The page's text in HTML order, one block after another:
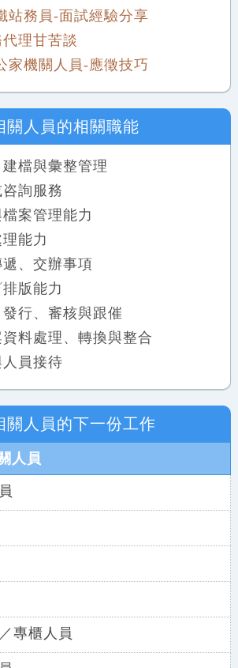
站務員-面試經驗分享
理甘苦談
家機關人員-應徵技巧
關人員 的相關職能
檔與彙整管理
詢服務
案管理能力
能力
、交辦事項
版能力
行、審核與跟催
料處理、轉換與整合
員接待
關人員 的下一份工作
人員
專櫃人員